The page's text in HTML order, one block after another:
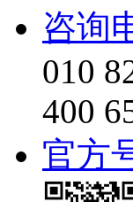
咨询
010
400
官方